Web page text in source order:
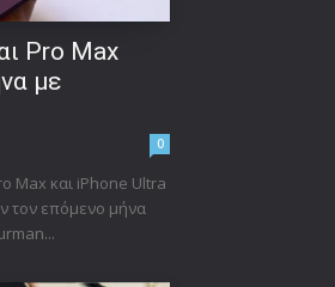
Pro Max
με
0
Max και iPhone Ultra
τον επόμενο μήνα